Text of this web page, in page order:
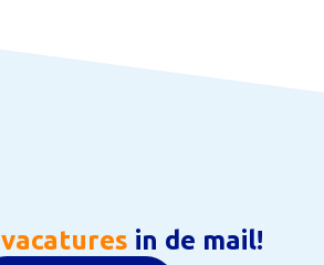
vacatures in de mail!